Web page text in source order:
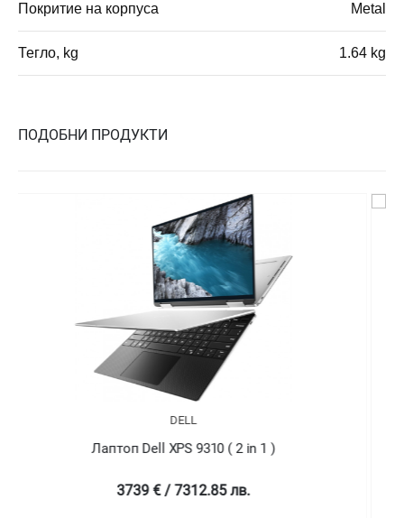
Покритие на корпуса Metal
Тегло, kg 1.64 kg
ПОДОБНИ ПРОДУКТИ
DELL
Лаптоп Dell XPS 9310 ( 2 in 1 )
4758.99 € / 9307.78 лв.